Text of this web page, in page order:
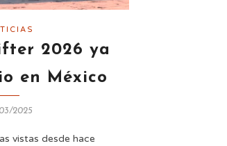
2026 ya
en México
2025
vistas desde hace